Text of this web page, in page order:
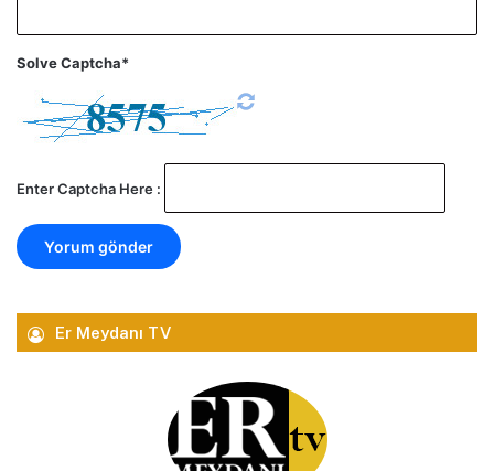
Solve Captcha*
Enter Captcha Here :
Er Meydanı TV